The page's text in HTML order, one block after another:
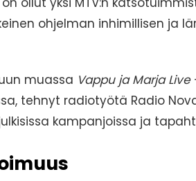
ohjelman inhimillisen ja
muassa Vappu ja Marja Live
tehnyt radiotyötä Radio
kampanjoissa ja